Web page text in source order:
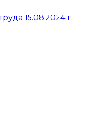
15.08.2024 г.